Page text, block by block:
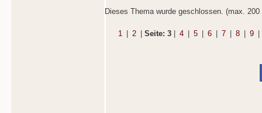
Dieses Thema wurde geschlossen. (max. 200
1 2 Seite: 3 4 5 6 7 8 9